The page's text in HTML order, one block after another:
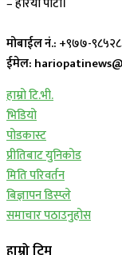
मोबाईल नं.: +९७७-
ईमेल:
हाम्रो टि.भी.
भिडियो
पोडकास्ट
प्रीतिबाट युनिकोड
मिति परिवर्तन
बिज्ञापन डिस्प्ले
समाचार पठाउनुहोस